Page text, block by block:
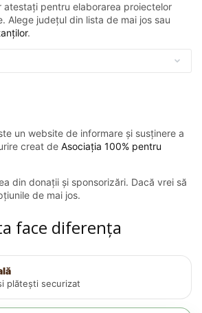
atestați pentru elaborarea proiectelor
Alege județul din lista de mai jos sau
.
un website de informare și susținere a
creat de Asociația 100% pentru
din donații și sponsorizări. Dacă vrei să
de mai jos.
face diferența
plătești securizat